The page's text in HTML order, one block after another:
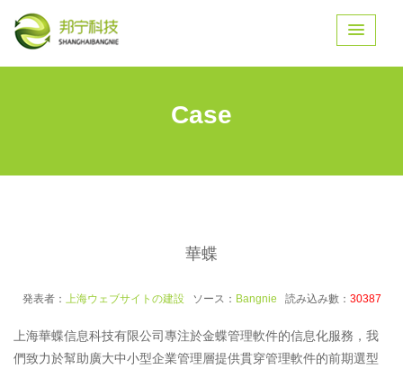
Case
華蝶
発表者： 上海ウェブサイトの建設 ソース： Bangnie 読み込み數： 30387
上海華蝶信息科技有限公司專注於金蝶管理軟件的信息化服務，我
們致力於幫助廣大中小型企業管理層提供貫穿管理軟件的前期選型